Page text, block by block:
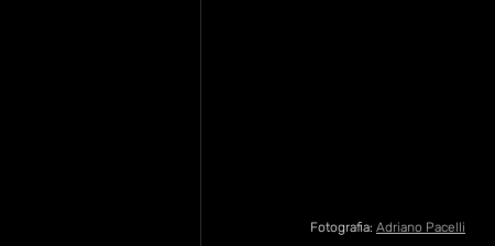
Fotografia: Adriano Pacelli